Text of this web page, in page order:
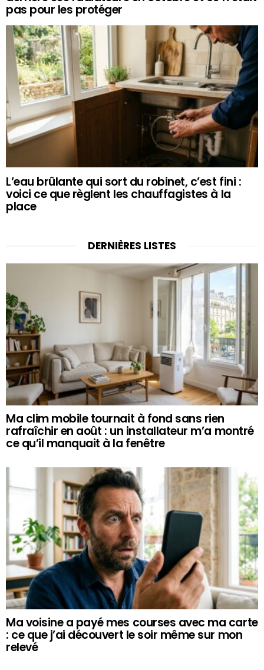
pas pour les protéger
L’eau brûlante qui sort du robinet, c’est fini :
voici ce que règlent les chauffagistes à la
place
DERNIÈRES LISTES
Ma clim mobile tournait à fond sans rien
rafraîchir en août : un installateur m’a montré
ce qu’il manquait à la fenêtre
Ma voisine a payé mes courses avec ma carte
: ce que j’ai découvert le soir même sur mon
relevé